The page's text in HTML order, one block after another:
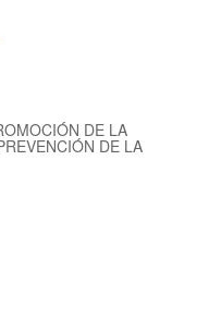
DE LA
DE LA